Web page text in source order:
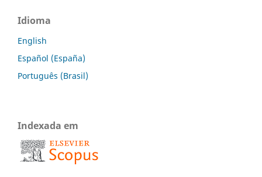
Idioma
English
Español (España)
Português (Brasil)
Indexada em